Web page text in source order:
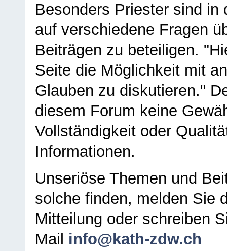
Besonders Priester sind in
auf verschiedene Fragen
Beiträgen zu beteiligen.
Seite die Möglichkeit mit
Glauben zu diskutieren."
diesem Forum keine
Vollständigkeit oder
Informationen.
Unseriöse Themen und
solche finden, melden Sie
Mitteilung oder schreiben
Mail info@kath-zdw.ch